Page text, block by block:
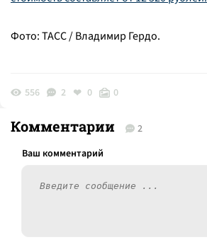
Фото: ТАСС / Владимир Гердо.
556 2 0 0
Комментарии 2